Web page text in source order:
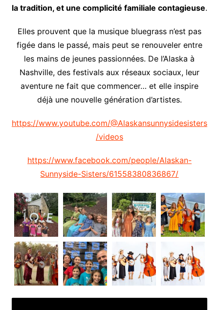
la tradition, et une complicité familiale contagieuse.
Elles prouvent que la musique bluegrass n’est pas
figée dans le passé, mais peut se renouveler entre
les mains de jeunes passionnées. De l’Alaska à
Nashville, des festivals aux réseaux sociaux, leur
aventure ne fait que commencer… et elle inspire
déjà une nouvelle génération d’artistes.
https://www.youtube.com/@Alaskansunnysidesisters
/videos
https://www.facebook.com/people/Alaskan-
Sunnyside-Sisters/61558380836867/